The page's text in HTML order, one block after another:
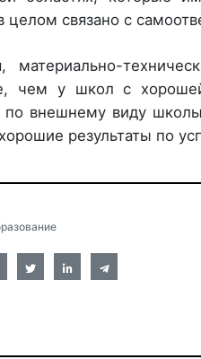
целом связано с
материально-
чем у школ с
по внешнему виду
результаты по